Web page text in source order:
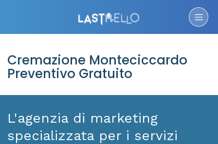
Cremazione Monteciccardo
Preventivo Gratuito
L'agenzia di marketing
specializzata per i servizi